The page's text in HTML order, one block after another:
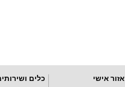
אזור אישי כלים